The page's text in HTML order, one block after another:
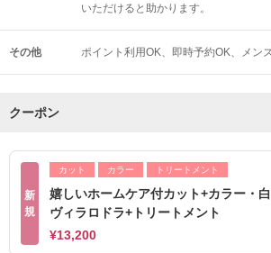
いただけると助かります。
その他 ポイント利用OK 即時予約OK メン
クーポン
新
規
カット カラー トリートメント
嬉しいホームケア付カット+カラー・
ヴィラロドラ+トリートメント
¥13,200